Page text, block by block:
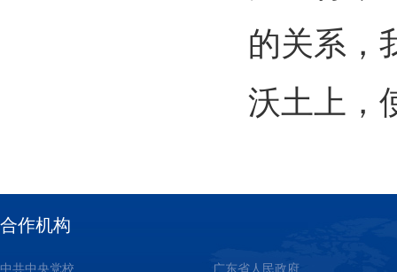
的关系，
沃土上，
合作机构
中共中央党校
广东省人民政府